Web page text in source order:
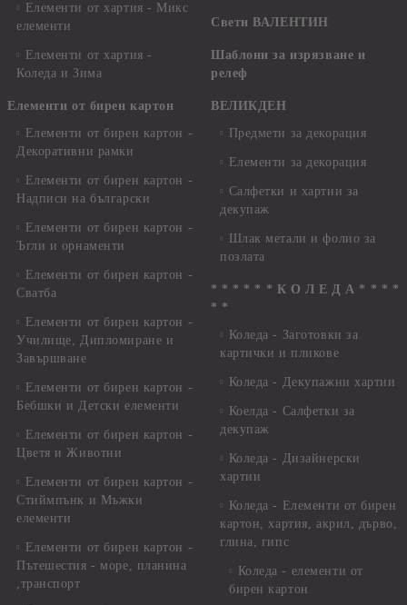
Елементи от хартия - Микс
елементи
Елементи от хартия -
Коледа и Зима
Елементи от бирен картон
Елементи от бирен картон -
Декоративни рамки
Елементи от бирен картон -
Надписи на български
Елементи от бирен картон -
Ъгли и орнаменти
Елементи от бирен картон -
Сватба
Елементи от бирен картон -
Училище, Дипломиране и
Завършване
Елементи от бирен картон -
Бебшки и Детски елементи
Елементи от бирен картон -
Цветя и Животни
Елементи от бирен картон -
Стиймпънк и Мъжки
елементи
Елементи от бирен картон -
Пътешестия - море, планина
,транспорт
Свети ВАЛЕНТИН
Шаблони за изрязване и
релеф
ВЕЛИКДЕН
Предмети за декорация
Елементи за декорация
Салфетки и хартии за
декупаж
Шлак метали и фолио за
позлата
* * * * * * К О Л Е Д А * * * *
* *
Коледа - Заготовки за
картички и пликове
Коледа - Декупажни хартии
Коелда - Салфетки за
декупаж
Коледа - Дизайнерски
хартии
Коледа - Eлементи от бирен
картон, хартия, акрил, дърво,
глина, гипс
Коледа - елементи от
бирен картон